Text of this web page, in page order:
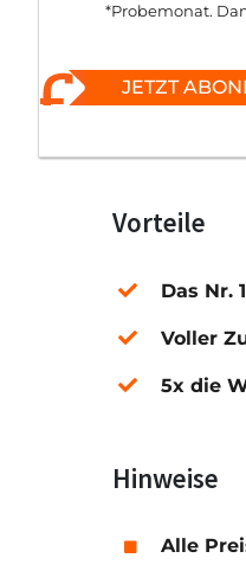
*Probemonat.
JETZT
Vorteile
Das Nr.
Voller
5x die
Hinweise
Alle